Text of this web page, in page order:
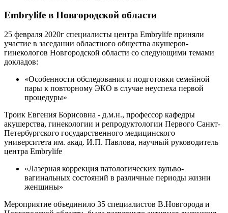
Embrylife в Новгородской области
25 февраля 2020г специалисты центра Embrylife приняли
участие в заседании областного общества акушеров-
гинекологов Новгородской области со следующими темами
докладов:
«Особенности обследования и подготовки семейной
пары к повторному ЭКО в случае неуспеха первой
процедуры»
Троик Евгения Борисовна - д.м.н., профессор кафедры
акушерства, гинекологии и репродуктологии Первого Санкт-
Петербургского государственного медицинского
университета им. акад. И.П. Павлова, научный руководитель
центра Embrylife
«Лазерная коррекция патологических вульво-
вагинальных состояний в различные периоды жизни
женщины»
Мероприятие объединило 35 специалистов В.Новгорода и